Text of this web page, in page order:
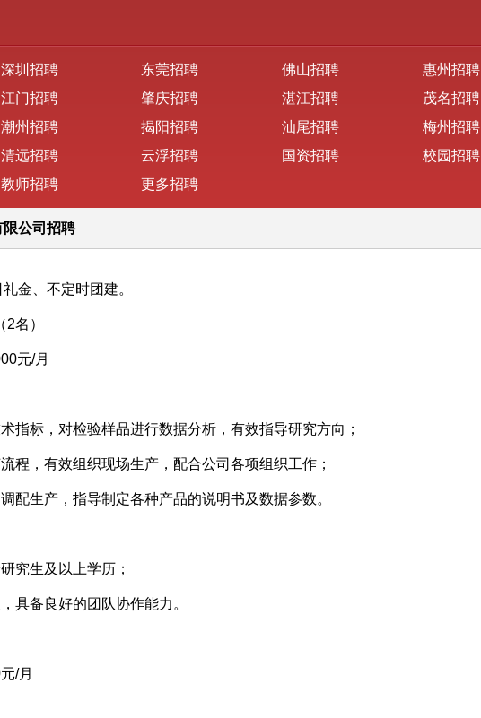
深圳招聘 东莞招聘 佛山招聘 惠州招聘
江门招聘 肇庆招聘 湛江招聘 茂名招聘
潮州招聘 揭阳招聘 汕尾招聘 梅州招聘
清远招聘 云浮招聘 国资招聘 校园招聘
教师招聘 更多招聘
限公司招聘
金、不定时团建。
名）
元/月
指标，对检验样品进行数据分析，有效指导研究方向；
程，有效组织现场生产，配合公司各项组织工作；
配生产，指导制定各种产品的说明书及数据参数。
究生及以上学历；
具备良好的团队协作能力。
/月